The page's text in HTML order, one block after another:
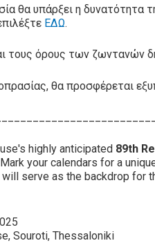
θα υπάρξει η
ΕΔΩ.
τους όρους των ζωντανών
θα προσφέρεται
highly anticipated 89th
your calendars for a
serve as the backdrop for
Souroti, Thessaloniki